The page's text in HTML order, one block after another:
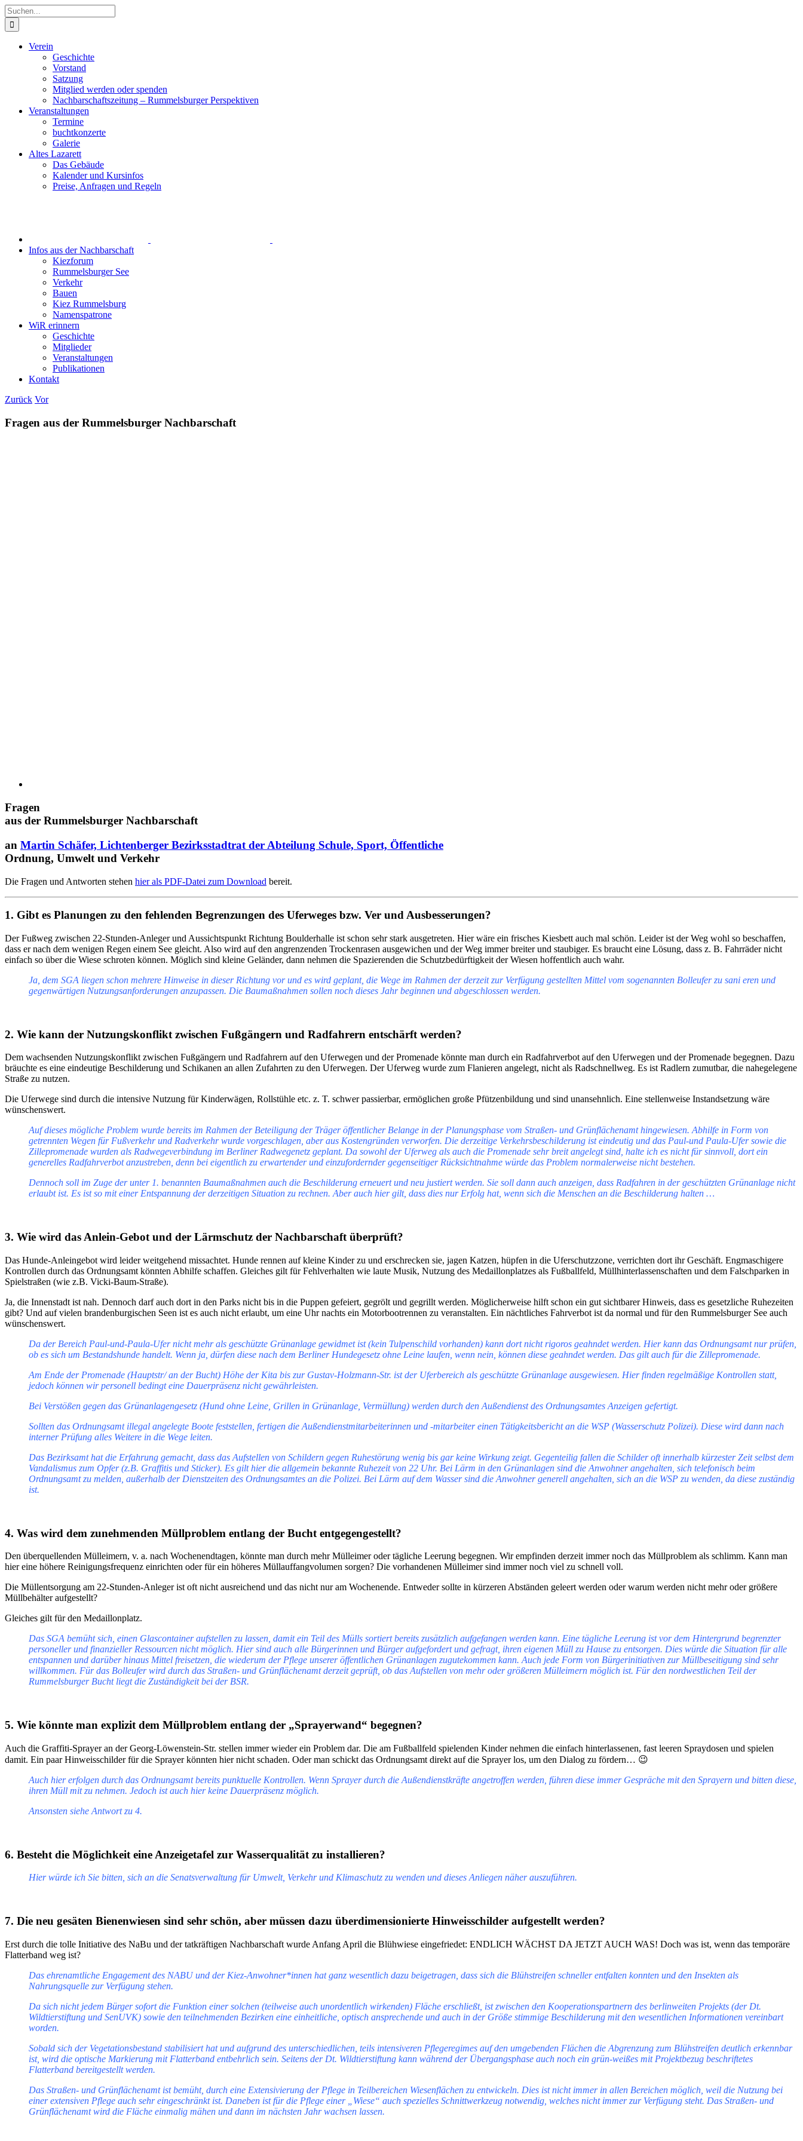
Zum
Inhalt
springen
Suche
nach:
Verein
Geschichte
Vorstand
Satzung
Mitglied werden oder spenden
Nachbarschaftszeitung – Rummelsburger Perspektiven
Veranstaltungen
Termine
buchtkonzerte
Galerie
Altes Lazarett
Das Gebäude
Kalender und Kursinfos
Preise, Anfragen und Regeln
Infos aus der Nachbarschaft
Kiezforum
Rummelsburger See
Verkehr
Bauen
Kiez Rummelsburg
Namenspatrone
WiR erinnern
Geschichte
Mitglieder
Veranstaltungen
Publikationen
Kontakt
Zurück Vor
Fragen aus der Rummelsburger Nachbarschaft
Fragen
aus der Rummelsburger Nachbarschaft
an Martin Schäfer, Lichtenberger Bezirksstadtrat der Abteilung Schule, Sport, Öffentliche
Ordnung, Umwelt und Verkehr
Die Fragen und Antworten stehen hier als PDF-Datei zum Download bereit.
1. Gibt es Planungen zu den fehlenden Begrenzungen des Uferweges bzw. Ver und Ausbesserungen?
Der Fußweg zwischen 22-Stunden-Anleger und Aussichtspunkt Richtung Boulderhalle ist schon sehr stark ausgetreten. Hier wäre ein frisches Kiesbett auch mal schön. Leider ist der Weg wohl so beschaffen,
dass er nach dem wenigen Regen einem See gleicht. Also wird auf den angrenzenden Trockenrasen ausgewichen und der Weg immer breiter und staubiger. Es braucht eine Lösung, dass z. B. Fahrräder nicht
einfach so über die Wiese schroten können. Möglich sind kleine Geländer, dann nehmen die Spazierenden die Schutzbedürftigkeit der Wiesen hoffentlich auch wahr.
Ja, dem SGA liegen schon mehrere Hinweise in dieser Richtung vor und es wird geplant, die Wege im Rahmen der derzeit zur Verfügung gestellten Mittel vom sogenannten Bolleufer zu sani eren und
gegenwärtigen Nutzungsanforderungen anzupassen. Die Baumaßnahmen sollen noch dieses Jahrbeginnen und abgeschlossen werden.
2. Wie kann der Nutzungskonflikt zwischen Fußgängern und Radfahrern entschärft werden?
Dem wachsenden Nutzungskonflikt zwischen Fußgängern und Radfahrern auf den Uferwegen und der Promenade könnte man durch ein Radfahrverbot auf den Uferwegen und der Promenade begegnen. Dazu
bräuchte es eine eindeutige Beschilderung und Schikanen an allen Zufahrten zu den Uferwegen. Der Uferweg wurde zum Flanieren angelegt, nicht als Radschnellweg. Es ist Radlern zumutbar, die nahegelegene
Straße zu nutzen.
Die Uferwege sind durch die intensive Nutzung für Kinderwägen, Rollstühle etc. z. T. schwer passierbar, ermöglichen große Pfützenbildung und sind unansehnlich. Eine stellenweise Instandsetzung wäre
wünschenswert.
Auf dieses mögliche Problem wurde bereits im Rahmen der Beteiligung der Träger öffentlicher Belange in der Planungsphase vom Straßen- und Grünflächenamt hingewiesen. Abhilfe in Form von
getrennten Wegen für Fußverkehr und Radverkehr wurde vorgeschlagen, aber aus Kostengründen verworfen. Die derzeitige Verkehrsbeschilderung ist eindeutig und das Paul-und Paula-Ufer sowie die
Zillepromenade wurden als Radwegeverbindung im Berliner Radwegenetz geplant. Da sowohl der Uferweg als auch die Promenade sehr breit angelegt sind, halte ich es nicht für sinnvoll, dort ein
generelles Radfahrverbot anzustreben, denn bei eigentlich zu erwartender und einzufordernder gegenseitiger Rücksichtnahme würde das Problem normalerweise nicht bestehen.
Dennoch soll im Zuge der unter 1. benannten Baumaßnahmen auch die Beschilderung erneuert und neu justiert werden. Sie soll dann auch anzeigen, dass Radfahren in der geschützten Grünanlage nicht
erlaubt ist. Es ist so mit einer Entspannung der derzeitigen Situation zu rechnen. Aber auch hier gilt, dass dies nur Erfolg hat, wenn sich die Menschen an die Beschilderung halten …
3. Wie wird das Anlein-Gebot und der Lärmschutz der Nachbarschaft überprüft?
Das Hunde-Anleingebot wird leider weitgehend missachtet. Hunde rennen auf kleine Kinder zu und erschrecken sie, jagen Katzen, hüpfen in die Uferschutzzone, verrichten dort ihr Geschäft. Engmaschigere
Kontrollen durch das Ordnungsamt könnten Abhilfe schaffen. Gleiches gilt für Fehlverhalten wie laute Musik, Nutzung des Medaillonplatzes als Fußballfeld, Müllhinterlassenschaften und dem Falschparken in
Spielstraßen (wie z.B. Vicki-Baum-Straße).
Ja, die Innenstadt ist nah. Dennoch darf auch dort in den Parks nicht bis in die Puppen gefeiert, gegrölt und gegrillt werden. Möglicherweise hilft schon ein gut sichtbarer Hinweis, dass es gesetzliche Ruhezeiten
gibt? Und auf vielen brandenburgischen Seen ist es auch nicht erlaubt, um eine Uhr nachts ein Motorbootrennen zu veranstalten. Ein nächtliches Fahrverbot ist da normal und für den Rummelsburger See auch
wünschenswert.
Da der Bereich Paul-und-Paula-Ufer nicht mehr als geschützte Grünanlage gewidmet ist (kein Tulpenschild vorhanden) kann dort nicht rigoros geahndet werden. Hier kann das Ordnungsamt nur prüfen,
ob es sich um Bestandshunde handelt. Wenn ja, dürfen diese nach dem Berliner Hundegesetz ohne Leine laufen, wenn nein, können diese geahndet werden. Das gilt auch für die Zillepromenade.
Am Ende der Promenade (Hauptstr/ an der Bucht) Höhe der Kita bis zur Gustav-Holzmann-Str. ist der Uferbereich als geschützte Grünanlage ausgewiesen. Hier finden regelmäßige Kontrollen statt,
jedoch können wir personell bedingt eine Dauerpräsenz nicht gewährleisten.
Bei Verstößen gegen das Grünanlagengesetz (Hund ohne Leine, Grillen in Grünanlage, Vermüllung) werden durch den Außendienst des Ordnungsamtes Anzeigen gefertigt.
Sollten das Ordnungsamt illegal angelegte Boote feststellen, fertigen die Außendienstmitarbeiterinnen und -mitarbeiter einen Tätigkeitsbericht an die WSP (Wasserschutz Polizei). Diese wird dann nach
interner Prüfung alles Weitere in die Wege leiten.
Das Bezirksamt hat die Erfahrung gemacht, dass das Aufstellen von Schildern gegen Ruhestörung wenig bis gar keine Wirkung zeigt. Gegenteilig fallen die Schilder oft innerhalb kürzester Zeit selbst dem
Vandalismus zum Opfer (z.B. Graffitis und Sticker). Es gilt hier die allgemein bekannte Ruhezeit von 22 Uhr. Bei Lärm in den Grünanlagen sind die Anwohner angehalten, sich telefonisch beim
Ordnungsamt zu melden, außerhalb der Dienstzeiten des Ordnungsamtes an die Polizei. Bei Lärm auf dem Wasser sind die Anwohner generell angehalten, sich an die WSP zu wenden, da diese zuständig
ist.
4. Was wird dem zunehmenden Müllproblem entlang der Bucht entgegengestellt?
Den überquellenden Mülleimern, v. a. nach Wochenendtagen, könnte man durch mehr Mülleimer oder tägliche Leerung begegnen. Wir empfinden derzeit immer noch das Müllproblem als schlimm. Kann man
hier eine höhere Reinigungsfrequenz einrichten oder für ein höheres Müllauffangvolumen sorgen? Die vorhandenen Mülleimer sind immer noch viel zu schnell voll.
Die Müllentsorgung am 22-Stunden-Anleger ist oft nicht ausreichend und das nicht nur am Wochenende. Entweder sollte in kürzeren Abständen geleert werden oder warum werden nicht mehr oder größere
Müllbehälter aufgestellt?
Gleiches gilt für den Medaillonplatz.
Das SGA bemüht sich, einen Glascontainer aufstellen zu lassen, damit ein Teil des Mülls sortiert bereits zusätzlich aufgefangen werden kann. Eine tägliche Leerung ist vor dem Hintergrund begrenzter
personeller und finanzieller Ressourcen nicht möglich. Hier sind auch alle Bürgerinnen und Bürger aufgefordert und gefragt, ihren eigenen Müll zu Hause zu entsorgen. Dies würde die Situation für alle
entspannen und darüber hinaus Mittel freisetzen, die wiederum der Pflege unserer öffentlichen Grünanlagen zugutekommen kann. Auch jede Form von Bürgerinitiativen zur Müllbeseitigung sind sehr
willkommen. Für das Bolleufer wird durch das Straßen- und Grünflächenamt derzeit geprüft, ob das Aufstellen von mehr oder größeren Mülleimern möglich ist. Für den nordwestlichen Teil der
Rummelsburger Bucht liegt die Zuständigkeit bei der BSR.
5. Wie könnte man explizit dem Müllproblem entlang der „Sprayerwand“ begegnen?
Auch die Graffiti-Sprayer an der Georg-Löwenstein-Str. stellen immer wieder ein Problem dar. Die am Fußballfeld spielenden Kinder nehmen die einfach hinterlassenen, fast leeren Spraydosen und spielen
damit. Ein paar Hinweisschilder für die Sprayer könnten hier nicht schaden. Oder man schickt das Ordnungsamt direkt auf die Sprayer los, um den Dialog zu fördern… 😉
Auch hier erfolgen durch das Ordnungsamt bereits punktuelle Kontrollen. Wenn Sprayer durch die Außendienstkräfte angetroffen werden, führen diese immer Gespräche mit den Sprayern und bitten diese,
ihren Müll mit zu nehmen. Jedoch ist auch hier keine Dauerpräsenz möglich.
Ansonsten siehe Antwort zu 4.
6. Besteht die Möglichkeit eine Anzeigetafel zur Wasserqualität zu installieren?
Hier würde ich Sie bitten, sich an die Senatsverwaltung für Umwelt, Verkehr und Klimaschutz zu wenden und dieses Anliegen näher auszuführen.
7. Die neu gesäten Bienenwiesen sind sehr schön, aber müssen dazu überdimensionierte Hinweisschilder aufgestellt werden?
Erst durch die tolle Initiative des NaBu und der tatkräftigen Nachbarschaft wurde Anfang April die Blühwiese eingefriedet: ENDLICH WÄCHST DA JETZT AUCH WAS! Doch was ist, wenn das temporäre
Flatterband weg ist?
Das ehrenamtliche Engagement des NABU und der Kiez-Anwohner*innen hat ganz wesentlich dazu beigetragen, dass sich die Blühstreifen schneller entfalten konnten und den Insekten als
Nahrungsquelle zur Verfügung stehen.
Da sich nicht jedem Bürger sofort die Funktion einer solchen (teilweise auch unordentlich wirkenden) Fläche erschließt, ist zwischen den Kooperationspartnern des berlinweiten Projekts (der Dt.
Wildtierstiftung und SenUVK) sowie den teilnehmenden Bezirken eine einheitliche, optisch ansprechende und auch in der Größe stimmige Beschilderung mit den wesentlichen Informationen vereinbart
worden.
Sobald sich der Vegetationsbestand stabilisiert hat und aufgrund des unterschiedlichen, teils intensiveren Pflegeregimes auf den umgebenden Flächen die Abgrenzung zum Blühstreifen deutlich erkennbar
ist, wird die optische Markierung mit Flatterband entbehrlich sein. Seitens der Dt. Wildtierstiftung kann während der Übergangsphase auch noch ein grün-weißes mit Projektbezug beschriftetes
Flatterband bereitgestellt werden.
Das Straßen- und Grünflächenamt ist bemüht, durch eine Extensivierung der Pflege in Teilbereichen Wiesenflächen zu entwickeln. Dies ist nicht immer in allen Bereichen möglich, weil die Nutzung bei
einer extensiven Pflege auch sehr eingeschränkt ist. Daneben ist für die Pflege einer „Wiese“ auch spezielles Schnittwerkzeug notwendig, welches nicht immer zur Verfügung steht. Das Straßen- und
Grünflächenamt wird die Fläche einmalig mähen und dann im nächsten Jahr wachsen lassen.